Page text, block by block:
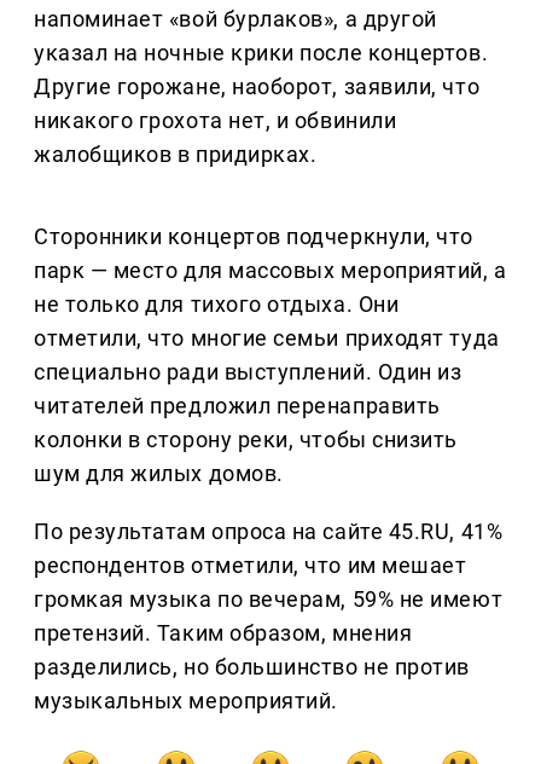
напоминает «вой бурлаков», а другой
указал на ночные крики после концертов.
Другие горожане, наоборот, заявили, что
никакого грохота нет, и обвинили
жалобщиков в придирках.
Сторонники концертов подчеркнули, что
парк — место для массовых мероприятий, а
не только для тихого отдыха. Они
отметили, что многие семьи приходят туда
специально ради выступлений. Один из
читателей предложил перенаправить
колонки в сторону реки, чтобы снизить
шум для жилых домов.
По результатам опроса на сайте 45.RU, 41%
респондентов отметили, что им мешает
громкая музыка по вечерам, 59% не имеют
претензий. Таким образом, мнения
разделились, но большинство не против
музыкальных мероприятий.